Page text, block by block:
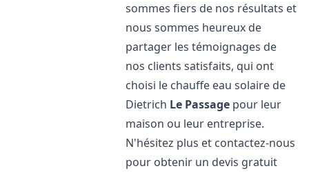
sommes fiers de nos résultats et
nous sommes heureux de
partager les témoignages de
nos clients satisfaits, qui ont
choisi le chauffe eau solaire de
Dietrich Le Passage pour leur
maison ou leur entreprise.
N'hésitez plus et contactez-nous
pour obtenir un devis gratuit